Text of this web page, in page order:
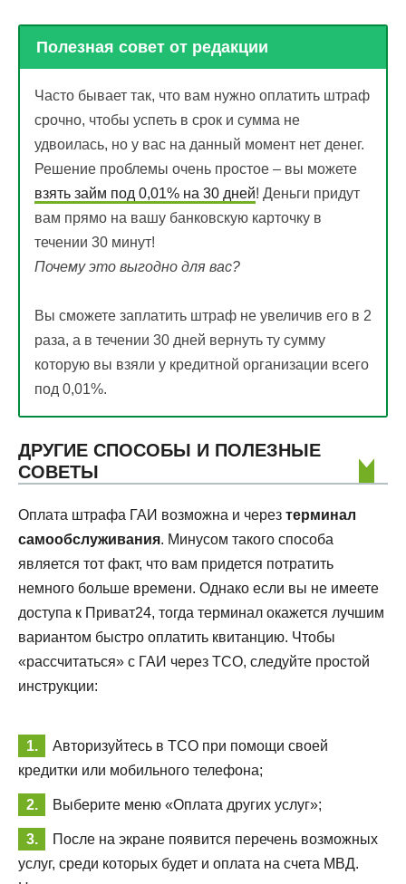
Полезная совет от редакции
Часто бывает так, что вам нужно оплатить штраф
срочно, чтобы успеть в срок и сумма не
удвоилась, но у вас на данный момент нет денег.
Решение проблемы очень простое – вы можете
взять займ под 0,01% на 30 дней! Деньги придут
вам прямо на вашу банковскую карточку в
течении 30 минут!
Почему это выгодно для вас?
Вы сможете заплатить штраф не увеличив его в 2
раза, а в течении 30 дней вернуть ту сумму
которую вы взяли у кредитной организации всего
под 0,01%.
ДРУГИЕ СПОСОБЫ И ПОЛЕЗНЫЕ
СОВЕТЫ
Оплата штрафа ГАИ возможна и через терминал
самообслуживания. Минусом такого способа
является тот факт, что вам придется потратить
немного больше времени. Однако если вы не имеете
доступа к Приват24, тогда терминал окажется лучшим
вариантом быстро оплатить квитанцию. Чтобы
«рассчитаться» с ГАИ через ТСО, следуйте простой
инструкции:
Авторизуйтесь в ТСО при помощи своей
кредитки или мобильного телефона;
Выберите меню «Оплата других услуг»;
После на экране появится перечень возможных
услуг, среди которых будет и оплата на счета МВД.